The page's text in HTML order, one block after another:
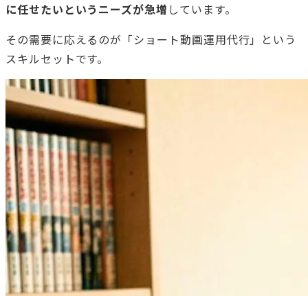
に任せたいというニーズが急増 しています。
その需要に応えるのが「ショート動画運用代行」という
スキルセットです。